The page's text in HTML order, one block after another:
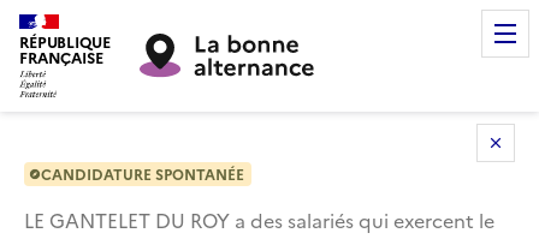
RÉPUBLIQUE
FRANÇAISE
CANDIDATURE SPONTANÉE
LE GANTELET DU ROY a des salariés qui exercent le